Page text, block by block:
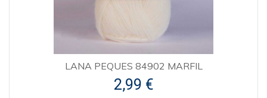
LANA PEQUES 84902 MARFIL
2,99 €